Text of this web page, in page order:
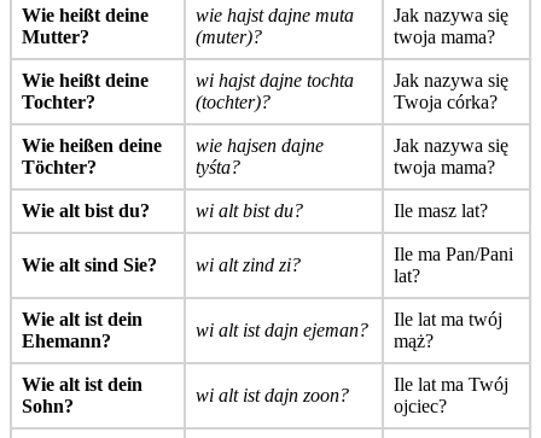
Wie heißt deine
Mutter?
wie hajst dajne muta
(muter)?
Jak nazywa się
twoja mama?
Wie heißt deine
Tochter?
wi hajst dajne tochta
(tochter)?
Jak nazywa się
Twoja córka?
Wie heißen deine
Töchter?
wie hajsen dajne
tyśta?
Jak nazywa się
twoja mama?
Wie alt bist du? wi alt bist du? Ile masz lat?
Wie alt sind Sie? wi alt zind zi?
Ile ma Pan/Pani
lat?
Wie alt ist dein
Ehemann?
wi alt ist dajn ejeman?
Ile lat ma twój
mąż?
Wie alt ist dein
Sohn?
wi alt ist dajn zoon?
Ile lat ma Twój
ojciec?